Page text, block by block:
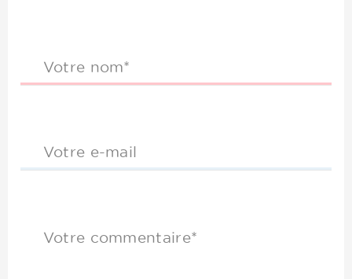
Votre nom*
Votre e-mail
Votre commentaire*